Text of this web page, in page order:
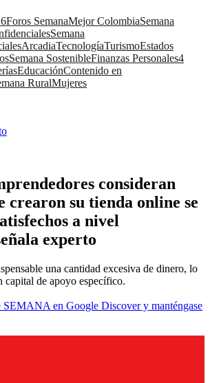
Foros SemanaMejor ColombiaSemana
Semana
ArcadiaTecnologíaTurismoEstados
Semana SostenibleFinanzas Personales4
EducaciónContenido en
RuralMujeres
consideran
crearon su tienda online se
a nivel
experto
una cantidad excesiva de dinero, lo
capital de apoyo específico.
SEMANA en Google Discover y manténgase